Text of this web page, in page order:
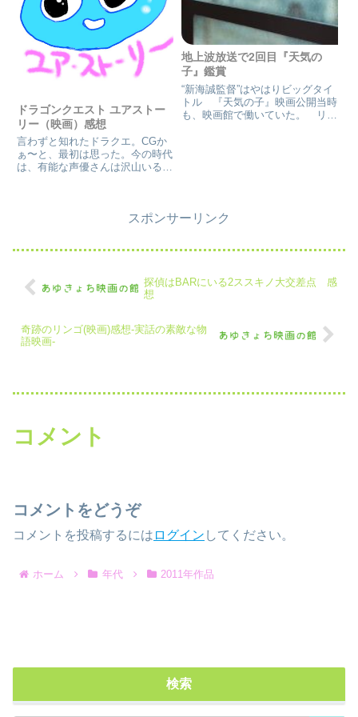
ドラゴンクエスト ユアストー
リー（映画）感想
言わずと知れたドラクエ。CGか
ぁ〜と、最初は思った。今の時代
は、有能な声優さんは沢山いる
見に行ったのに。“ナニを見せら
地上波放送で2回目『天気の
子』鑑賞
“新海誠監督”はやはりビッグタイ
トル 『天気の子』映画公開当時
も、映画館で働いていた。 リア
スポンサーリンク
探偵はBARにいる2ススキノ大交差点 感
想
奇跡のリンゴ(映画)感想-実話の素敵な物
語映画-
コメント
コメントをどうぞ
コメントを投稿するには ログイン してください。
ホーム 年代 2011年作品
検索